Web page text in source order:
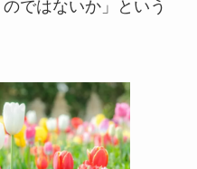
ではないか」という